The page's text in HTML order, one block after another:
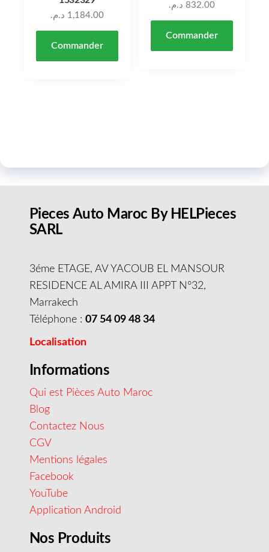
1,184.00 د.م.
Commander
832.00 د.م.
Commander
Pieces Auto Maroc By HELPieces
SARL
3éme ETAGE, AV YACOUB EL MANSOUR
RESIDENCE AL AMIRA III APPT N°32,
Marrakech
Téléphone : 07 54 09 48 34
Localisation
Informations
Qui est Pièces Auto Maroc
Blog
Contactez Nous
CGV
Mentions légales
Facebook
YouTube
Application Android
Nos Produits